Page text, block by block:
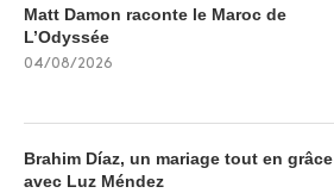
Matt Damon raconte le Maroc de
L’Odyssée
04/08/2026
Brahim Díaz, un mariage tout en grâce
avec Luz Méndez